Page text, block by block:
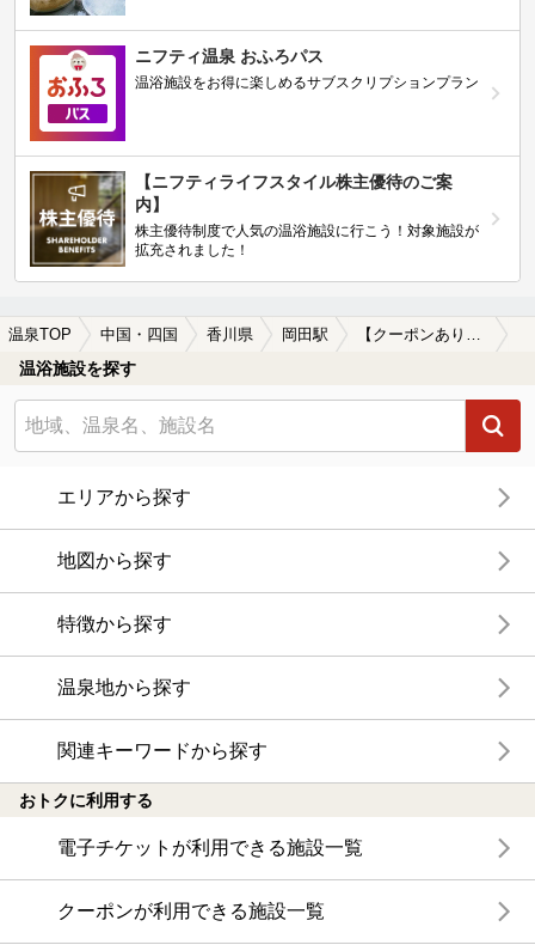
ニフティ温泉 おふろパス
温浴施設をお得に楽しめるサブスクリプションプラン
【ニフティライフスタイル株主優待のご案
内】
株主優待制度で人気の温浴施設に行こう！対象施設が
拡充されました！
温泉TOP 中国・四国 香川県 岡田駅
温浴施設を探す
エリアから探す
地図から探す
特徴から探す
温泉地から探す
関連キーワードから探す
おトクに利用する
電子チケットが利用できる施設一覧
クーポンが利用できる施設一覧